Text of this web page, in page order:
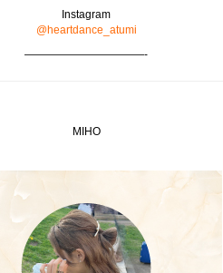
Instagram
@heartdance_atumi
———————————-
MIHO